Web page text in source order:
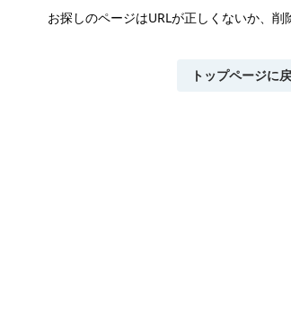
お探しのページはURLが正しくないか、 削
トップページに